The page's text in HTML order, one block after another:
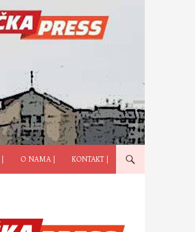
O NAMA | KONTAKT |